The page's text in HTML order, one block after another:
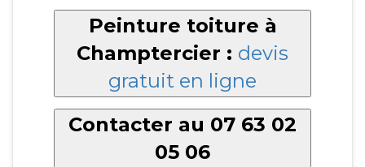
Peinture toiture à
Champtercier : devis
gratuit en ligne
Contacter au 07 63 02
05 06